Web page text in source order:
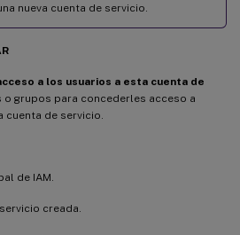
nueva cuenta de servicio.
a los usuarios a esta cuenta de
o grupos para concederles acceso a
cuenta de servicio.
de IAM.
creada.